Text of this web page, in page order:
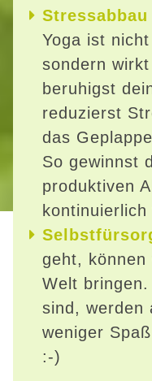
Yoga ist
sondern
beruhigst
reduzierst
das
So gewinnst
produktiven
geht,
Welt
sind, werden
weniger
:-)